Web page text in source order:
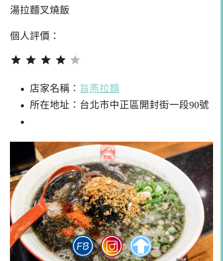
湯拉麵叉燒飯
個人評價：
店家名稱： 旨燕拉麵
所在地址：台北市中正區開封街一段90號